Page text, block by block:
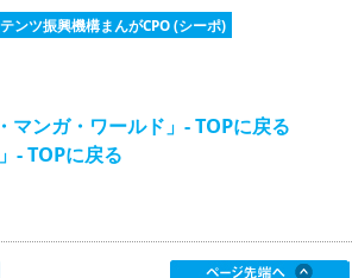
ンツ振興機構まんがCPO (シーポ)
マンガ・ワールド」- TOPに戻る
TOPに戻る